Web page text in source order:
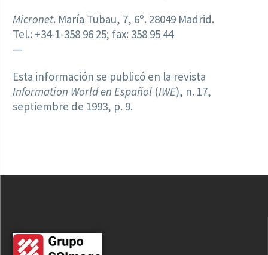
Micronet. María Tubau, 7, 6º. 28049 Madrid.
Tel.: +34-1-358 96 25; fax: 358 95 44
—
Esta información se publicó en la revista
Information World en Español (IWE), n. 17,
septiembre de 1993, p. 9.